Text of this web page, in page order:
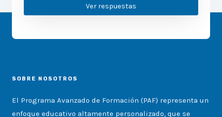
Ver respuestas
SOBRE NOSOTROS
El Programa Avanzado de Formación (PAF) representa un
enfoque educativo altamente personalizado, que se